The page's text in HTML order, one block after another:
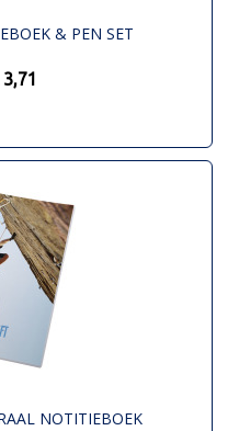
& PEN SET
NOTITIEBOEK